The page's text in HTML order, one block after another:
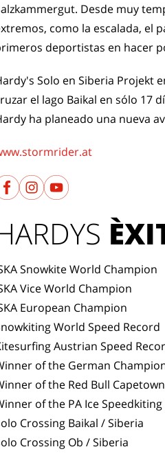
Desde muy
como la escalada, el
deportistas en hacer
Solo en Siberia Projekt
el lago Baikal en sólo 17
ha planeado una nueva
Snowkite World Champion
Vice World Champion
European Champion
World Speed Record
Austrian Speed
of the German
of the Red Bull
of the PA Ice Speedkiting
Crossing Baikal / Siberia
Crossing Ob / Siberia